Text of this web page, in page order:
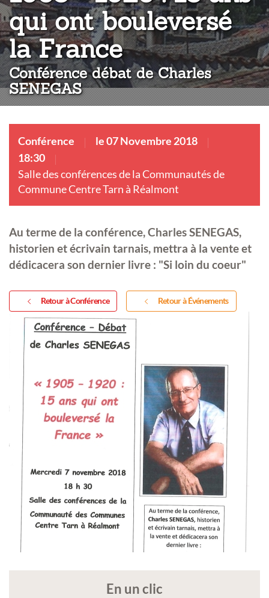
qui ont bouleversé
la France:
Conférence débat de Charles
SENEGAS
Conférence
le 07 Novembre 2018
18:30
Salle des conférences de la Communautés de
Commune Centre Tarn à Réalmont
Au terme de la conférence,Charles SENEGAS,
historien et écrivain tarnais, mettra à la vente et
dédicacera son dernier livre : "Si loin du coeur"
Retour à Conférence Retour à Événements
En un clic